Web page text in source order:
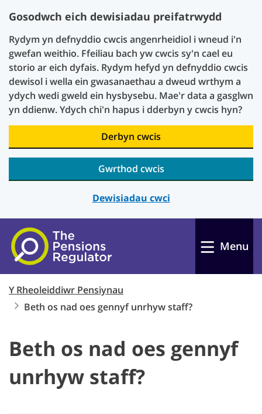
Gosodwch eich dewisiadau preifatrwydd
Rydym yn defnyddio cwcis angenrheidiol i wneud i'n
gwefan weithio. Ffeiliau bach yw cwcis sy'n cael eu
storio ar eich dyfais. Rydym hefyd yn defnyddio cwcis
dewisol i wella ein gwasanaethau a dweud wrthym a
ydych wedi gweld ein hysbysebu. Mae'r data a gasglwn
yn ddienw. Ydych chi'n hapus i dderbyn y cwcis hyn?
Derbyn cwcis
Gwrthod cwcis
Dewisiadau cwci
Skip to main content
Menu
Y Rheoleiddiwr Pensiynau
Beth os nad oes gennyf unrhyw staff?
Beth os nad oes gennyf
unrhyw staff?